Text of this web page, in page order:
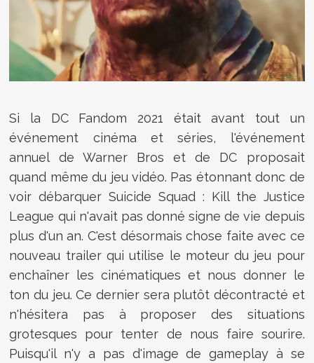
Si la DC Fandom 2021 était avant tout un
événement cinéma et séries, l'événement
annuel de Warner Bros et de DC proposait
quand même du jeu vidéo. Pas étonnant donc de
voir débarquer Suicide Squad : Kill the Justice
League qui n'avait pas donné signe de vie depuis
plus d'un an. C'est désormais chose faite avec ce
nouveau trailer qui utilise le moteur du jeu pour
enchaîner les cinématiques et nous donner le
ton du jeu. Ce dernier sera plutôt décontracté et
n'hésitera pas à proposer des situations
grotesques pour tenter de nous faire sourire.
Puisqu'il n'y a pas d'image de gameplay à se